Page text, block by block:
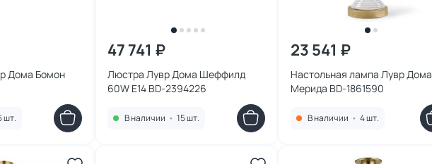
Дома Бомон
шт.
47 741 ₽
Люстра Лувр Дома Шеффилд
60W E14 BD-2394226
В наличии • 15 шт.
23 541 ₽
Настольная лампа Лувр Дома
Мерида BD-1861590
В наличии • 4 шт.